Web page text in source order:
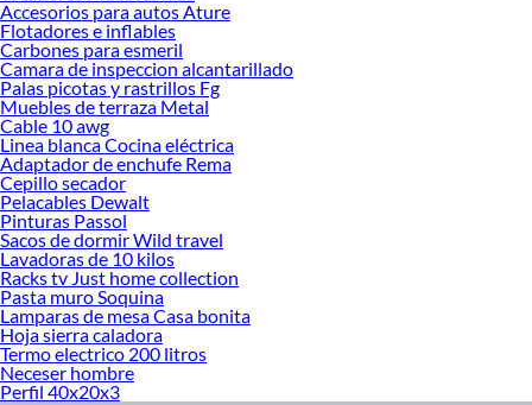
Accesorios para autos Ature
Flotadores e inflables
Carbones para esmeril
Camara de inspeccion alcantarillado
Palas picotas y rastrillos Fg
Muebles de terraza Metal
Cable 10 awg
Linea blanca Cocina eléctrica
Adaptador de enchufe Rema
Cepillo secador
Pelacables Dewalt
Pinturas Passol
Sacos de dormir Wild travel
Lavadoras de 10 kilos
Racks tv Just home collection
Pasta muro Soquina
Lamparas de mesa Casa bonita
Hoja sierra caladora
Termo electrico 200 litros
Neceser hombre
Perfil 40x20x3